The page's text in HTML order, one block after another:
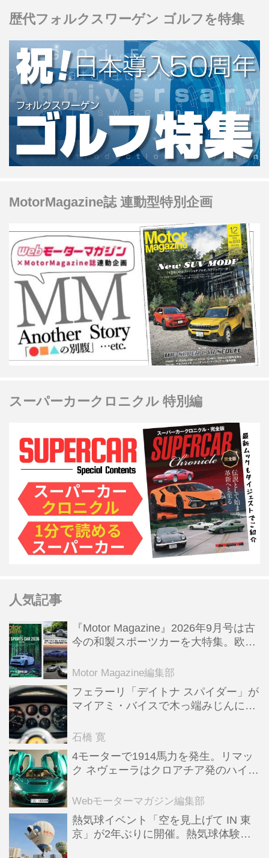
歴代フォルクスワーゲン ゴルフを特集
MotorMagazine誌 連動型特別企画
スーパーカークロニクル 特別編
人気記事
『Motor Magazine』2026年9月号は古
今の和製スポーツカーを大特集。欧州
Motor Magazine編集部
フェラーリ「デイトナ スパイダー」が
マイアミ・バイスで木っ端みじんにな
石橋 寛
4モーターで1914馬力を発生。リマッ
ク ネヴェーラはクロアチア発のハイパ
全版／115】
Webモーターマガジン編集部
熱気球イベント「空を見上げて IN 東
京」が2年ぶりに開催。熱気球体験搭